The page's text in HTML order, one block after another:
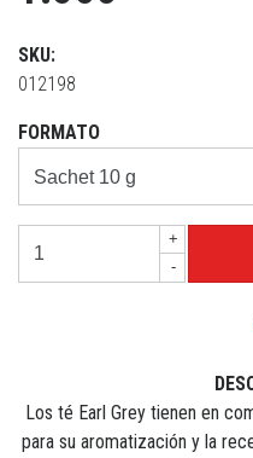
SKU:
012198
FORMATO
+
-
Los té Earl Grey tienen en
para su aromatización y la